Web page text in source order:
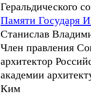
Геральдического
Памяти Государя
Станислав
Член правления
архитектор
академии
Ким